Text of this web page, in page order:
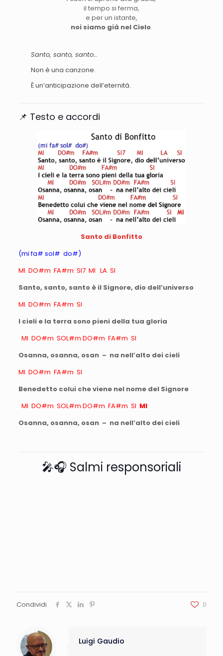
il tempo si ferma,
e per un istante,
noi siamo già nel Cielo.
Santo, santo, santo…
Non è una canzone.
È un’anticipazione dell’eternità.
📌 Testo e accordi
Santo di Bonfitto
(mi fa# sol# do#)
MI DO#m FA#m SI7 MI LA SI
Santo, santo, santo è il Signore, dio dell’universo
MI DO#m FA#m SI
I cieli e la terra sono pieni della tua gloria
MI DO#m SOL#m DO#m FA#m SI
Osanna, osanna, osan – na nell’alto dei cieli
MI DO#m FA#m SI
Benedetto colui che viene nel nome del Signore
MI DO#m SOL#m DO#m FA#m SI MI
Osanna, osanna, osan – na nell’alto dei cieli
🎤🎧 Salmi responsoriali
Condividi 0
Luigi Gaudio